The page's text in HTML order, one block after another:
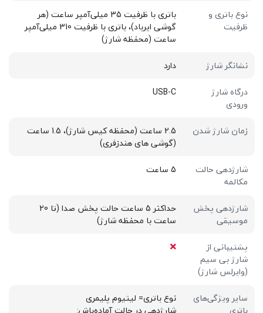
نوع باتری و
ظرفیت
باتری با ظرفیت 35 میلی‌آمپر ساعت (هر
گوشی ایرباد)، باتری با ظرفیت 310 میلی‌آمپر
ساعت (محفظه شارژ)
نشانگر شارژ
دارد
درگاه شارژ
ورودی
USB-C
زمان شارژ شدن
2.5 ساعت (محفظه کیس شارژ)، 1.5 ساعت
(گوشی های هندزفری)
شارژدهی حالت
مکالمه
5 ساعت
شارژدهی پخش
موسیقی
حداکثر 5 ساعت حالت پخش صدا (تا 20
ساعت با محفظه شارژ)
پشتیبانی از
شارژ بی سیم
(وایرلس شارژ)
سایر ویژگی‌های
نوع باتری= لیتیوم پلیمری